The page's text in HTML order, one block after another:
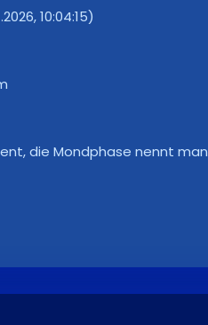
10:04:15)
die Mondphase nennt man